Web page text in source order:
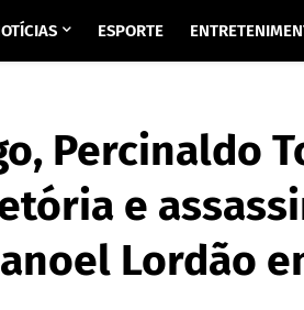
ESPORTE
Percinaldo
e
Lordão